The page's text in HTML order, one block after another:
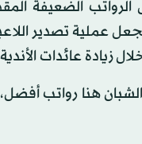
الضعيفة
عملية تصدير
زيادة عائدات
هنا رواتب